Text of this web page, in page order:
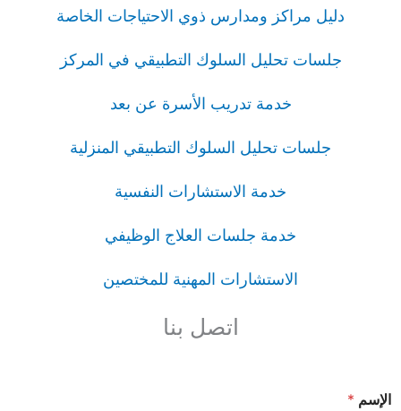
دليل مراكز ومدارس ذوي الاحتياجات الخاصة
جلسات تحليل السلوك التطبيقي في المركز
خدمة تدريب الأسرة عن بعد
جلسات تحليل السلوك التطبيقي المنزلية
خدمة الاستشارات النفسية
خدمة جلسات العلاج الوظيفي
الاستشارات المهنية للمختصين
اتصل بنا
الإسم *